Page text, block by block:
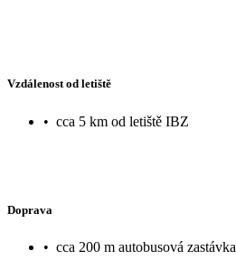
Vzdálenost od letiště
• cca 5 km od letiště IBZ
Doprava
• cca 200 m autobusová zastávka